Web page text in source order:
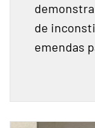
de
emendas